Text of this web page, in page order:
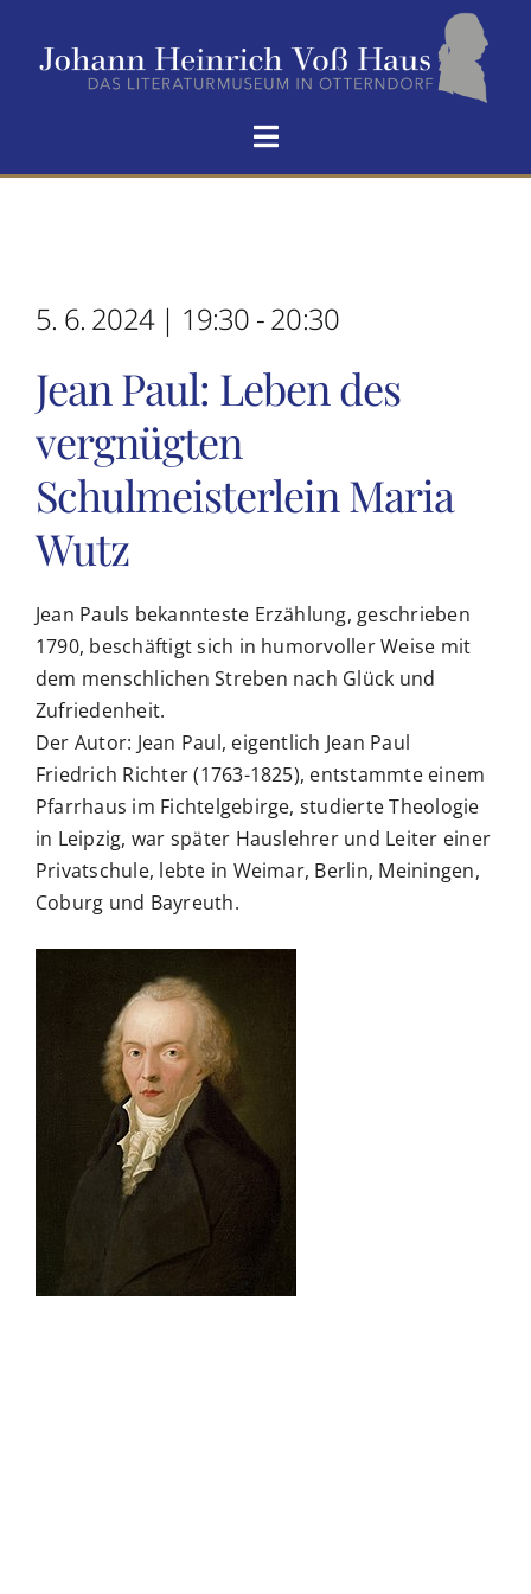
Inhalt
springen
Toggle
NEUIGKEITEN
PUBLIKATIONEN
VOẞ-PREIS
SERVICE
5. 6. 2024 | 19:30 - 20:30
Jean Paul: Leben des
vergnügten
Schulmeisterlein Maria
Wutz
Jean Pauls bekannteste Erzählung, geschrieben
1790, beschäftigt sich in humorvoller Weise mit
dem menschlichen Streben nach Glück und
Zufriedenheit.
Der Autor: Jean Paul, eigentlich Jean Paul
Friedrich Richter (1763-1825), entstammte einem
Pfarrhaus im Fichtelgebirge, studierte Theologie
in Leipzig, war später Hauslehrer und Leiter einer
Privatschule, lebte in Weimar, Berlin, Meiningen,
Coburg und Bayreuth.